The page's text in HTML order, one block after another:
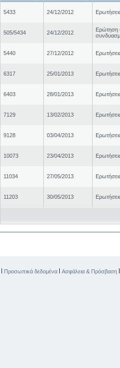
5433 24/12/2012
505/5434 24/12/2012
Ερώτηση
5440 27/12/2012
6317 25/01/2013
6403 28/01/2013
7129 13/02/2013
9128 03/04/2013
10073 23/04/2013
11034 27/05/2013
11203 30/05/2013
Προσωπικά δεδομένα Ασφάλεια & Πρόσβαση